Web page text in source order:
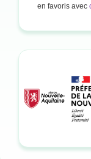
en favoris avec